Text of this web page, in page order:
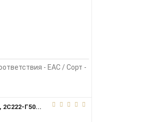
- EAC / Сорт -
Г50...